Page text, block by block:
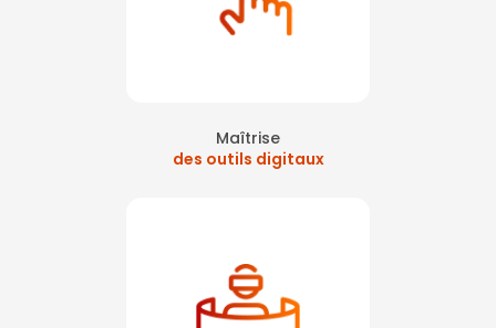
Maîtrise
des outils digitaux